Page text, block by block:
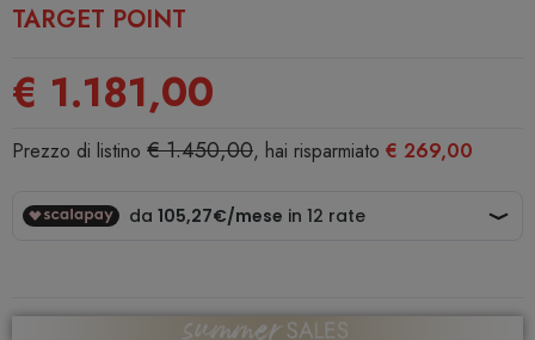
TARGET POINT
€ 1.181,00
Prezzo di listino € 1.450,00, hai risparmiato € 269,00